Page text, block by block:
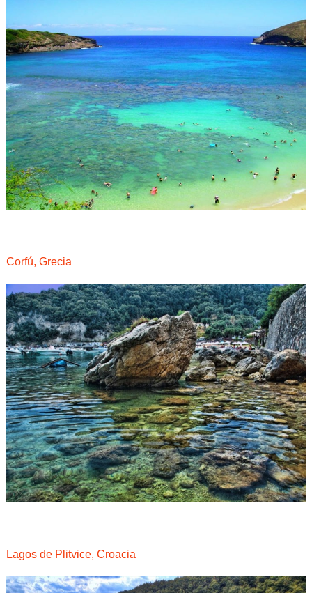
Corfú, Grecia
Lagos de Plitvice, Croacia